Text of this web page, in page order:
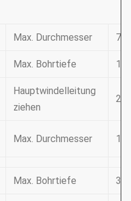
Max. Durchmesser
Max. Bohrtiefe 15
Hauptwindelleitung
ziehen
Max. Durchmesser
Max. Bohrtiefe